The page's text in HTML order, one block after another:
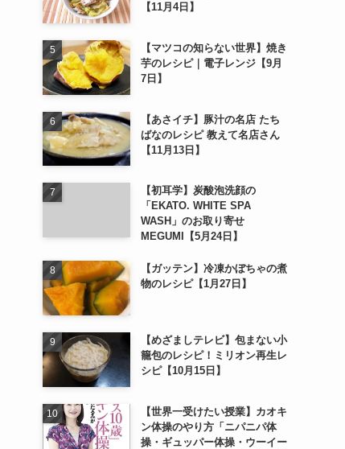
【11月4日】
【マツコの知らない世界】焼き
芋のレシピ｜電子レンジ【9月
7日】
【あさイチ】豚汁の名店 たち
ばなのレシピ 教えて名店さん
【11月13日】
【初耳学】炭酸泡洗顔の
「EKATO. WHITE SPA
WASH」のお取り寄せ
MEGUMI【5月24日】
【ガッテン】冷凍かぼちゃの煮
物のレシピ【1月27日】
【めざましテレビ】包まない小
籠包のレシピ！ミリオン再生レ
シピ【10月15日】
【世界一受けたい授業】カオキ
ン体操のやり方「ニパニパ体
操・ギュッパー体操・ウーイー